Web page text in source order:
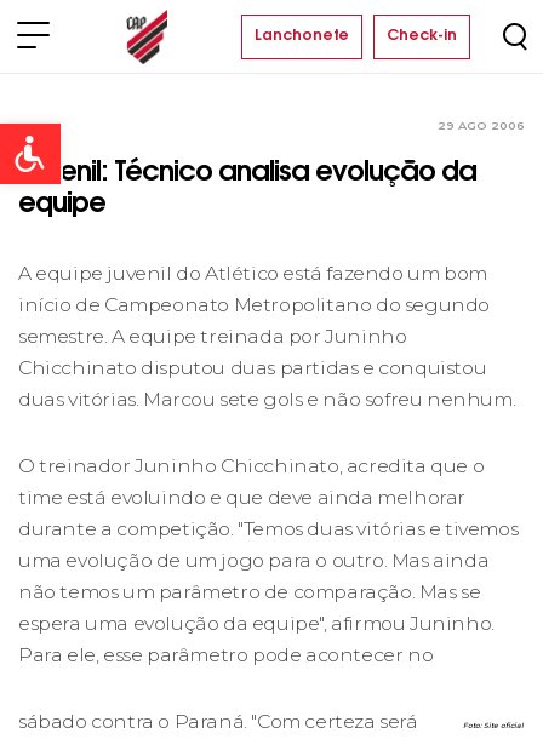
Open toolbar
Lanchonete Check-in
29 AGO 2006
Juvenil: Técnico analisa evolução da
equipe
A equipe juvenil do Atlético está fazendo um bom
início de Campeonato Metropolitano do segundo
semestre. A equipe treinada por Juninho
Chicchinato disputou duas partidas e conquistou
duas vitórias. Marcou sete gols e não sofreu nenhum.
O treinador Juninho Chicchinato, acredita que o
time está evoluindo e que deve ainda melhorar
durante a competição. "Temos duas vitórias e tivemos
uma evolução de um jogo para o outro. Mas ainda
não temos um parâmetro de comparação. Mas se
espera uma evolução da equipe", afirmou Juninho.
Para ele, esse parâmetro pode acontecer no
Foto: Site oficial
sábado contra o Paraná. "Com certeza será